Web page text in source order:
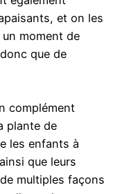
et on les
moment de
que de
complément
plante de
les enfants à
que leurs
multiples façons